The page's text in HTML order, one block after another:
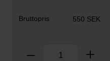
550 SEK
Ta bort